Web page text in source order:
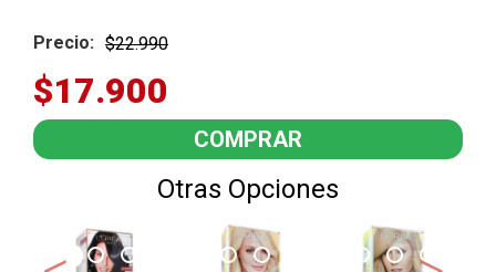
Precio: $22.990
$17.900
Otras Opciones